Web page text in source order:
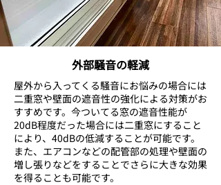
外部騒音の軽減
屋外から入ってくる騒音にお悩みの場合には
二重窓や壁面の遮音性の強化による対策がお
すすめです。今ついてる窓の遮音性能が
20dB程度だった場合には二重窓にすること
により、40dBの低減することが可能です。​
また、エアコンなどの配管部の処理や壁面の
増し張りなどをすることでさらに大きな効果
を得ることも可能です。